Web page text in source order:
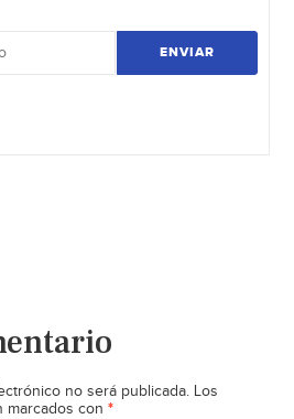
ENVIAR
no será publicada. Los
marcados con *